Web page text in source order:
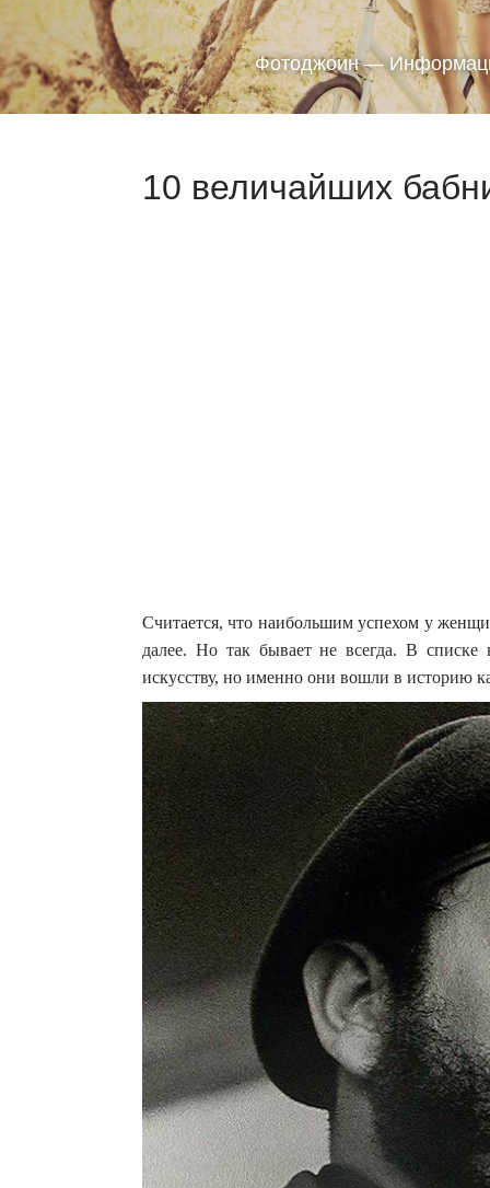
Фотоджоин —
10 величайших
Считается, что наибольшим успехом у
далее. Но так бывает не всегда. В
искусству, но именно они вошли в историю